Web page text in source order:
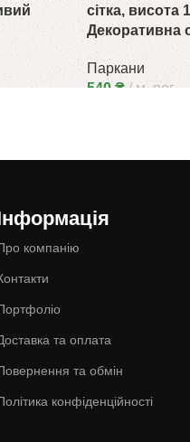
сітка, висота
Декоративна
Паркани
540 ₴ м. пог.
компанію
та оплата
та обмін
конфіденційності